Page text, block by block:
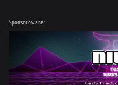
Sponsorowane: